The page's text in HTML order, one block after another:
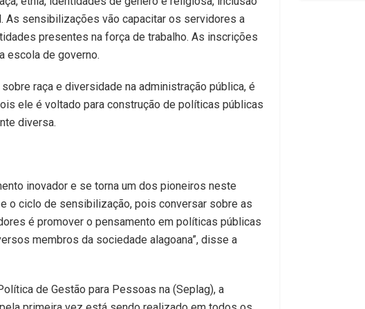
As sensibilizações vão capacitar os servidores a
presentes na força de trabalho. As inscrições
escola de governo.
raça e diversidade na administração pública, é
ele é voltado para construção de políticas públicas
diversa.
inovador e se torna um dos pioneiros neste
o ciclo de sensibilização, pois conversar sobre as
é promover o pensamento em políticas públicas
membros da sociedade alagoana”, disse a
de Gestão para Pessoas na (Seplag), a